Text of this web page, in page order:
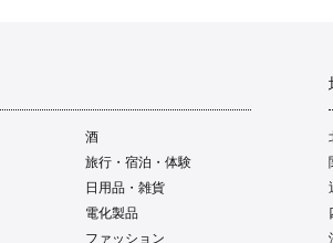
酒
旅行・宿泊・体験
日用品・雑貨
電化製品
ファッション